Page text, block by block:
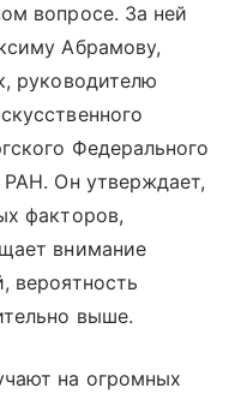
вопросе. За ней
Абрамову,
руководителю
Федерального
РАН. Он утверждает,
факторов,
внимание
вероятность
выше.
на огромных